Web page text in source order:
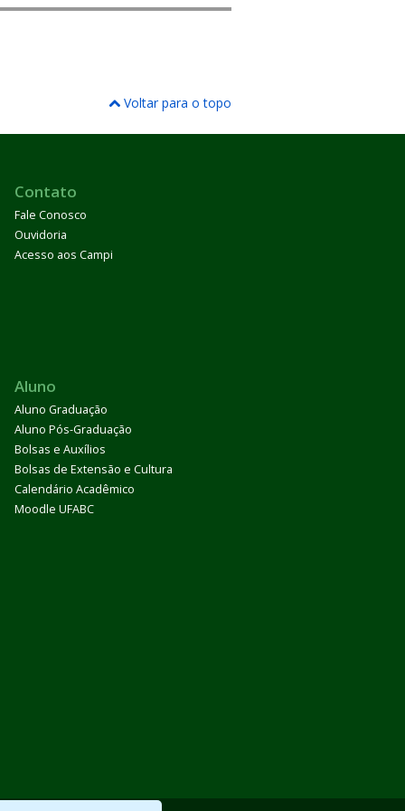
Voltar para o topo
Contato
Fale Conosco
Ouvidoria
Acesso aos Campi
Aluno
Aluno Graduação
Aluno Pós-Graduação
Bolsas e Auxílios
Bolsas de Extensão e Cultura
Calendário Acadêmico
Moodle UFABC